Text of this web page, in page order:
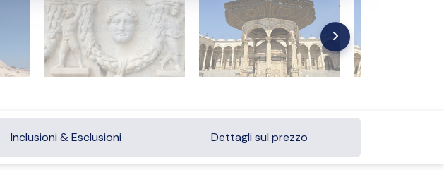
Inclusioni & Esclusioni Dettagli sul prezzo